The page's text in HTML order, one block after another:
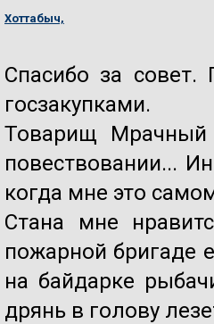
Хоттабыч,
Спасибо за
госзакупками.
Товарищ
повествовании...
когда мне это
Стана мне
пожарной бригаде
на байдарке
дрянь в голову